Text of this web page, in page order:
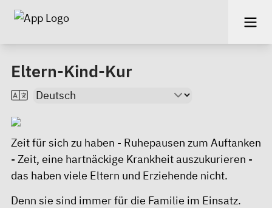
Eltern-Kind-Kur
Zeit für sich zu haben - Ruhepausen zum Auftanken
- Zeit, eine hartnäckige Krankheit auszukurieren -
das haben viele Eltern und Erziehende nicht.
Denn sie sind immer für die Familie im Einsatz.